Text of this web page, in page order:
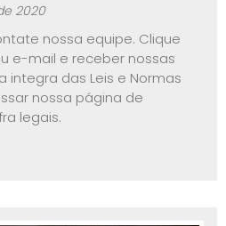
2020
nossa equipe. Clique
e-mail e receber nossas
integra das Leis e Normas
nossa página de
legais.